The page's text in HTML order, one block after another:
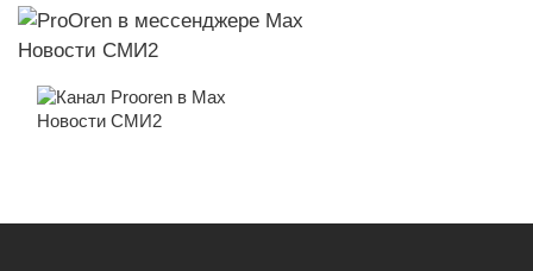
Новости СМИ2
Новости СМИ2